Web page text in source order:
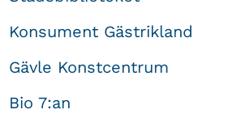
Konsument Gästrikland
Gävle Konstcentrum
Bio 7:an